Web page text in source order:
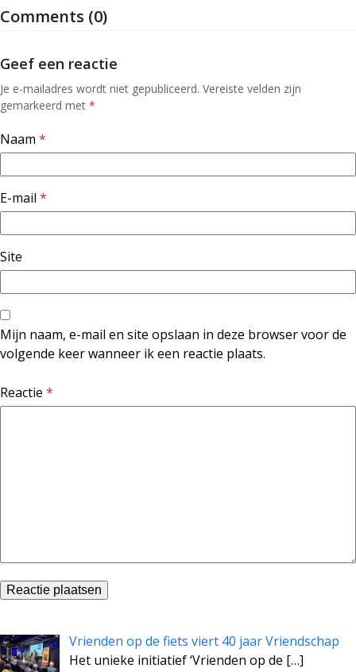
Comments (0)
Geef een reactie
Je e-mailadres wordt niet gepubliceerd. Vereiste velden zijn
gemarkeerd met *
Naam *
E-mail *
Site
Mijn naam, e-mail en site opslaan in deze browser voor de
volgende keer wanneer ik een reactie plaats.
Reactie *
Vrienden op de fiets viert 40 jaar Vriendschap
Het unieke initiatief ‘Vrienden op de […]